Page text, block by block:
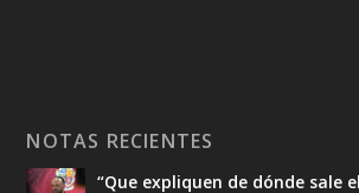
NOTAS RECIENTES
“Que expliquen de dónde sale